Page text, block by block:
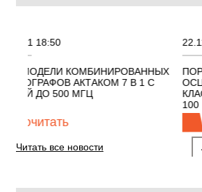
В 1 С
22.11.2021 18:41
ПОРТАТИВНЫЕ
ОСЦИЛЛОГРАФЫ
КЛАССА АКТАКОМ "3 В 1" С
Читать все новости